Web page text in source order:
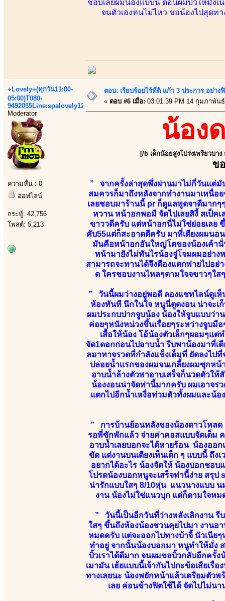
ชอบเลยผมน้องแบบนี้ ตอนผมบิ้วให้มั่งเ
จนตัวเองทนไม่ไหว ขอน้องไปสุดท
+Lovely+(ทุกวัน11:00-
05:00)T080-
9492055Line:spalovely123
Moderator
ความหื่น : 0
ออฟไลน์
กระทู้: 42,756
โพสต์: 5,213
ตอบ: เรียบร้อยไร้ที่ติ แก้ว 3 ประการ อย่า
« ตอบ #6 เมื่อ: 03:01:39 PM 14 กุมภาพัน
น้อง
[/b เด็กน้อยสูงโปร่งเพรียวบ
ข
” จากครั้งล่าสุดพึ่งผ่านมาไม่กี่วันแต่มั
สมควรก็มาถึงหลังจากทำงานมาเหนื่อย
เลยชอบมาร้านนี้ pr ก็ดูแลพูดจาดีมากๆ
หวาน หน้าอกพอมี จัดไปเลยสิงี้ สเป็ค
ขาววดีครับ แต่หน้าอกนี่ไม่ใช่ย่อยเลย
คับ55แต่ก็สะอาดดีครับ มาที่เตียงผมน
มันคือหน้าอกอันใหญ่โตของน้องเค้านั่
หน้ามายังไม่ทันไรน้องจู่โจมผมอย่า
สามารถจะทานได้จึงตีองแตกพ่ายไปอย่
ด ใครชอบงานไหลๆตามใจจขาวๆใส
” วันนี้ผมว่างอยู่พอดี ลองแชทไลน์ดูเห็
ห้องทันที นึกในใจ หนูนี่ตูดงอน น่าจะเ
ผมประกบปากจูบน้อง น้องให้จูบแบบว่า
ค่อยๆหนังหน่วงขึ้นเรื่อยๆระหว่างจูบ
เสื้อให้น้อง โอ้น้องตัวเล็กๆผอมๆ
จัด1ดอกก่อนไปอาบน้ำ รีบพาน้องมาที่เ
ลมาทาจรวดที่กำลังแข็งเต็มที่ ยัดลงไป
ปล่อยน้ำแรกของผมจนเกลี้่ยงผมซุกห
อาบน้ำล้างตัวพาอาบเสร็จก็นวดตัวใ
น้องงอนน่าจัดท่านี้มากครับ ผมเอาจร
แตกไปอีกน้ำเหงื่อท่วมตัวทั้งผมและน้
” การบ้านย้อนหลังของน้องดาวโหล
รอพี่ซักพักแล้ว จ่ายค่าคอสแบบจัดเต็ม
อาบน้ำเลยบอกจะได้หายร้อน น้องออ
ขัด แต่งานบนเตียงเห็นเด็ก ๆ แบบนี้ ถึ
อยากได้อะไร น้องจัดให้ น้องบอกชอบ
โปรดน้องบอกหนูจะเสร็จท่านี้ง่าย สรุป
น่ารักแบบใสๆ 8/10หุ่น แนวนางแบบ น
งาน น้องไม่ใช่แนวบุก แต่ก็ตามใจห
” วันนี้เป็นอีกวันที่ว่างหลังเลิกงาน รี
ใสๆ ขึ้นถึงห้องน้องชวนคุยไปมา งานอ
หมดครับ แต่จะออกไปทางบ้าจี้ นัวเนีย
ทำอยู่ จากนั้นน้องบอกมา หนูทำให้มั่ง
บิ้วเราได้ดีมาก จนผมขอบิ้วกลับอีกครั้
เมามัน เฮ้ยแบบนี้เจ้ากันไปกะข้อเสียเรื่
ทางเลยนะ น้องพยักหน้าแล้วเตรียมตัวพ
เลย ค่อนข้างฟิตใช้ได้ จัดไปไม่น